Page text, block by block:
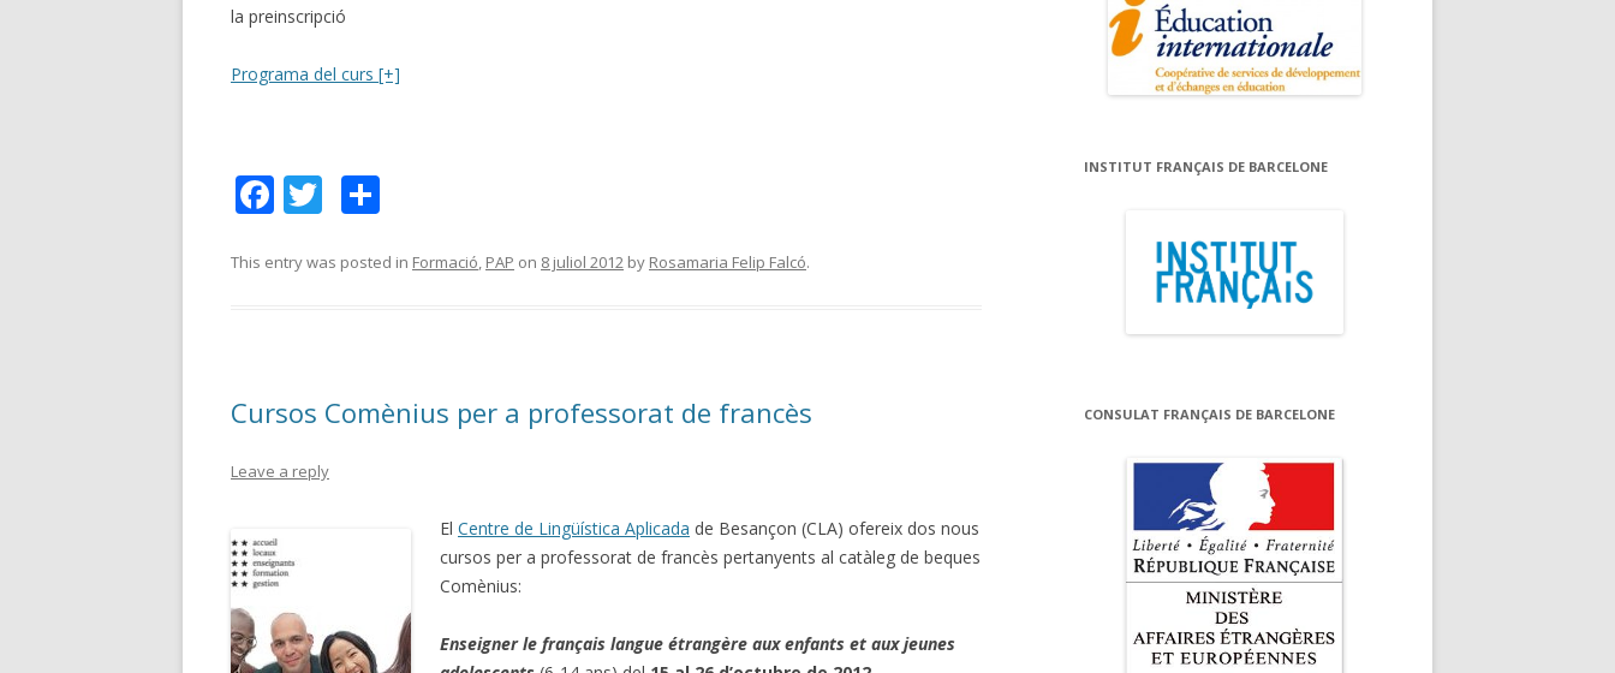
la preinscripció
Programa del curs [+]
F
e
k
T
itt m
ix
This entry was posted in Formació, PAP on 8 juliol 2012 by Rosamaria Felip Falcó.
Cursos Comènius per a professorat de francès
Leave a reply
El Centre de Lingüística Aplicada de Besançon (CLA) ofereix dos nous
cursos per a professorat de francès pertanyents al catàleg de beques
Comènius:
Enseigner le français langue étrangère aux enfants et aux jeunes
INSTITUT FRANÇAIS DE BARCELONE
CONSULAT FRANÇAIS DE BARCELONE